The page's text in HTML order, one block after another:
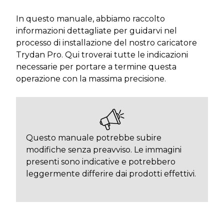
In questo manuale, abbiamo raccolto
informazioni dettagliate per guidarvi nel
processo di installazione del nostro caricatore
Trydan Pro. Qui troverai tutte le indicazioni
necessarie per portare a termine questa
operazione con la massima precisione.
Questo manuale potrebbe subire
modifiche senza preavviso. Le immagini
presenti sono indicative e potrebbero
leggermente differire dai prodotti effettivi.